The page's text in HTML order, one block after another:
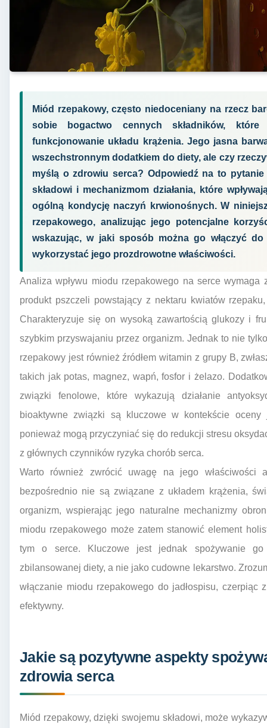
Miód rzepakowy, często niedoceniany na rzecz
sobie bogactwo cennych składników,
funkcjonowanie układu krążenia. Jego jasna
wszechstronnym dodatkiem do diety, ale czy
myślą o zdrowiu serca? Odpowiedź na to
składowi i mechanizmom działania, które
ogólną kondycję naczyń krwionośnych. W
rzepakowego, analizując jego potencjalne
wskazując, w jaki sposób można go włączyć
wykorzystać jego prozdrowotne właściwości.
Analiza wpływu miodu rzepakowego na serce wymaga
produkt pszczeli powstający z nektaru kwiatów
Charakteryzuje się on wysoką zawartością glukozy i
szybkim przyswajaniu przez organizm. Jednak to nie
rzepakowy jest również źródłem witamin z grupy B,
takich jak potas, magnez, wapń, fosfor i żelazo.
związki fenolowe, które wykazują działanie
bioaktywne związki są kluczowe w kontekście oceny
ponieważ mogą przyczyniać się do redukcji stresu
z głównych czynników ryzyka chorób serca.
Warto również zwrócić uwagę na jego właściwości
bezpośrednio nie są związane z układem krążenia,
organizm, wspierając jego naturalne mechanizmy
miodu rzepakowego może zatem stanowić element
tym o serce. Kluczowe jest jednak spożywanie
zbilansowanej diety, a nie jako cudowne lekarstwo.
włączanie miodu rzepakowego do jadłospisu,
efektywny.
Jakie są pozytywne aspekty
zdrowia serca
Miód rzepakowy, dzięki swojemu składowi, może